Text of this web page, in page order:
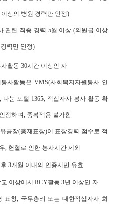
상의 병원 경력만 인정)
관련 직종 경력 5월 이상 (의원급 이상
력만 인정)
활동 30시간 이상인 자
사활동은 VMS(사회복지자원봉사 인
나눔 포털 1365, 적십자사 봉사 활동 확
정하며, 중복적용 불가함
공장(총재표창)이 표창경력 점수로 적
, 헌혈로 인한 봉사시간 제외
3개월 이내의 인증서만 유효
이상에서 RCY활동 3년 이상인 자
표창, 국무총리 또는 대한적십자사 회